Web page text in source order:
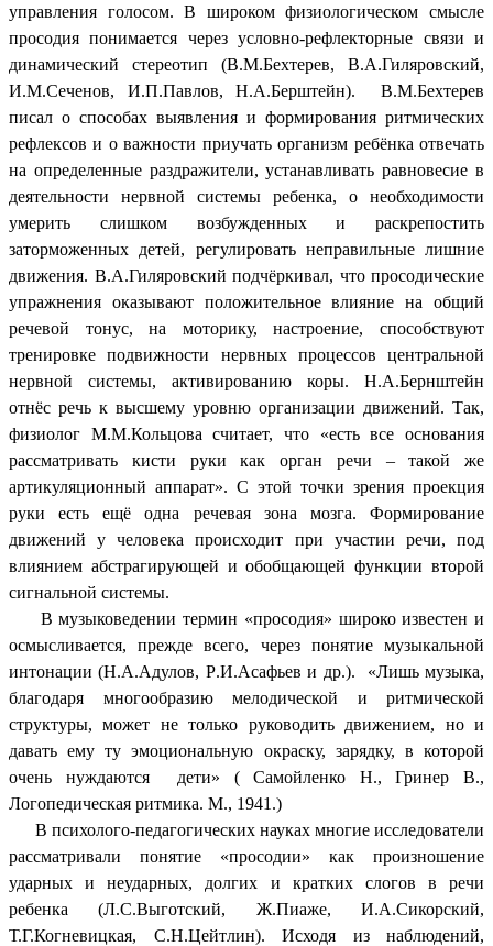
управления голосом. В широком физиологическом смысле
просодия понимается через условно-рефлекторные связи и
динамический стереотип (В.М.Бехтерев, В.А.Гиляровский,
И.М.Сеченов, И.П.Павлов, Н.А.Берштейн). В.М.Бехтерев
писал о способах выявления и формирования ритмических
рефлексов и о важности приучать организм ребёнка отвечать
на определенные раздражители, устанавливать равновесие в
деятельности нервной системы ребенка, о необходимости
умерить слишком возбужденных и раскрепостить
заторможенных детей, регулировать неправильные лишние
движения. В.А.Гиляровский подчёркивал, что просодические
упражнения оказывают положительное влияние на общий
речевой тонус, на моторику, настроение, способствуют
тренировке подвижности нервных процессов центральной
нервной системы, активированию коры. Н.А.Бернштейн
отнёс речь к высшему уровню организации движений. Так,
физиолог М.М.Кольцова считает, что «есть все основания
рассматривать кисти руки как орган речи – такой же
артикуляционный аппарат». С этой точки зрения проекция
руки есть ещё одна речевая зона мозга. Формирование
движений у человека происходит при участии речи, под
влиянием абстрагирующей и обобщающей функции второй
сигнальной системы.
В музыковедении термин «просодия» широко известен и
осмысливается, прежде всего, через понятие музыкальной
интонации (Н.А.Адулов, Р.И.Асафьев и др.). «Лишь музыка,
благодаря многообразию мелодической и ритмической
структуры, может не только руководить движением, но и
давать ему ту эмоциональную окраску, зарядку, в которой
очень нуждаются дети» ( Самойленко Н., Гринер В.,
Логопедическая ритмика. М., 1941.)
В психолого-педагогических науках многие исследователи
рассматривали понятие «просодии» как произношение
ударных и неударных, долгих и кратких слогов в речи
ребенка (Л.С.Выготский, Ж.Пиаже, И.А.Сикорский,
Т.Г.Когневицкая, С.Н.Цейтлин). Исходя из наблюдений,